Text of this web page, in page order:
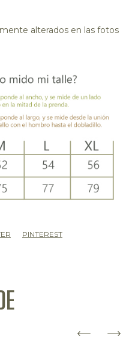
alterados en las fotos
PINTEREST